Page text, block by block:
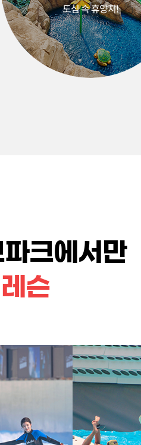
도심 속 휴양지!
크에서만
슨